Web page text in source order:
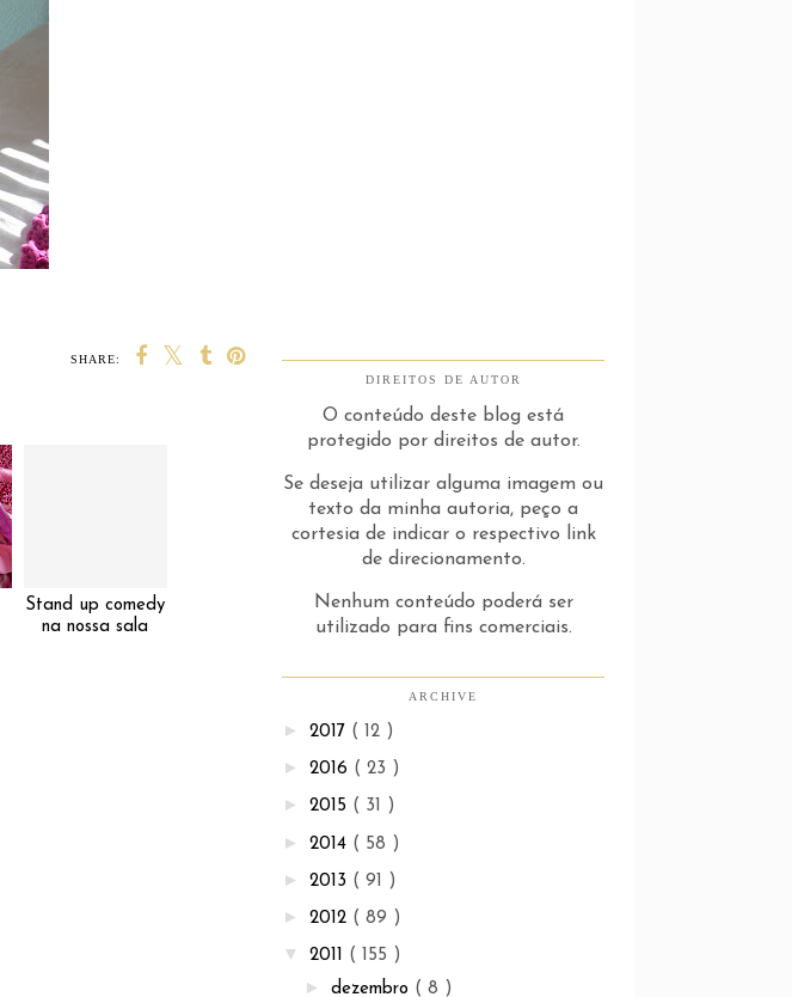
SHARE:
Stand up comedy
na nossa sala
DIREITOS DE AUTOR
O conteúdo deste blog está
protegido por direitos de autor.
Se deseja utilizar alguma imagem ou
texto da minha autoria, peço a
cortesia de indicar o respectivo link
de direcionamento.
Nenhum conteúdo poderá ser
utilizado para fins comerciais.
ARCHIVE
► 2017 ( 12 )
► 2016 ( 23 )
► 2015 ( 31 )
► 2014 ( 58 )
► 2013 ( 91 )
► 2012 ( 89 )
▼ 2011 ( 155 )
► dezembro ( 8 )